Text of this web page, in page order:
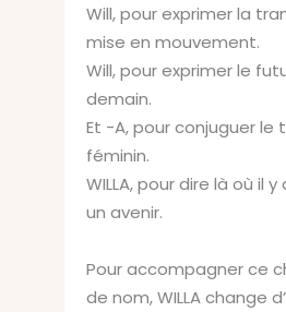
Will, pour exprimer la
mise en mouvement.
Will, pour exprimer le
demain.
Et -A, pour conjuguer le
féminin.
WILLA, pour dire là où il y
un avenir.
Pour accompagner ce
de nom, WILLA change